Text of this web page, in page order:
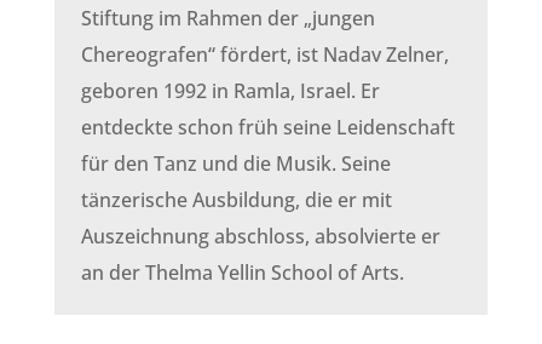
Stiftung im Rahmen der „jungen
Chereografen“ fördert, ist Nadav Zelner,
geboren 1992 in Ramla, Israel. Er
entdeckte schon früh seine Leidenschaft
für den Tanz und die Musik. Seine
tänzerische Ausbildung, die er mit
Auszeichnung abschloss, absolvierte er
an der Thelma Yellin School of Arts.